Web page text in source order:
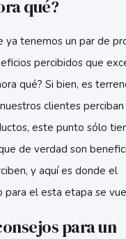
qué?
ya tenemos un par de
percibidos que
qué? Si bien, es
clientes
este punto sólo
de verdad son
y aquí es donde el
para el esta etapa se
para un